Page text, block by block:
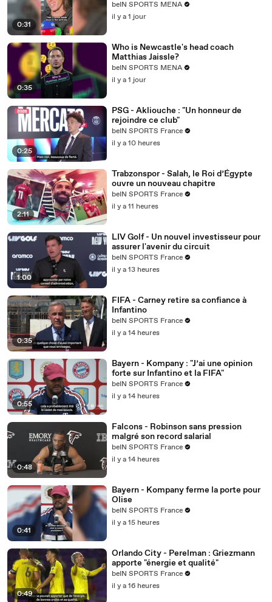
01:02
ويضعه في رقم 2
01:04
ولكن في رقم 1
01:05
يعود مرة أخرى
01:06
كارل آنثوني تاونز
01:07
يحكم على هذا التوقف
01:09
خلف رأسه
01:10
لتضع المحافظة
01:11
للنافذة
01:12
فقط رائع
01:13
دايم
01:14
إلى ميكال بريجز
01:15
الذي يذهب
01:16
إلى المحافظة
01:17
لتضع ذلك
01:18
في رقم 1
01:20
في رقم 1
01:21
على ايمي دا كوم
0:31
beIN SPORTS MENA
il y a 1 jour
0:35
Who is Newcastle's head coach
Matthias Jaissle?
beIN SPORTS MENA
il y a 1 jour
0:25
PSG - Akliouche : "Un honneur de
rejoindre ce club"
beIN SPORTS France
il y a 10 heures
2:11
Trabzonspor - Salah, le Roi d’Égypte
ouvre un nouveau chapitre
beIN SPORTS France
il y a 11 heures
1:00
LIV Golf - Un nouvel investisseur pour
assurer l'avenir du circuit
beIN SPORTS France
il y a 13 heures
0:35
FIFA - Carney retire sa confiance à
Infantino
beIN SPORTS France
il y a 14 heures
0:55
Bayern - Kompany : "J’ai une opinion
forte sur Infantino et la FIFA"
beIN SPORTS France
il y a 14 heures
0:48
Falcons - Robinson sans pression
malgré son record salarial
beIN SPORTS France
il y a 14 heures
0:41
Bayern - Kompany ferme la porte pour
Olise
beIN SPORTS France
il y a 15 heures
0:49
Orlando City - Perelman : Griezmann
apporte "énergie et qualité"
beIN SPORTS France
il y a 16 heures